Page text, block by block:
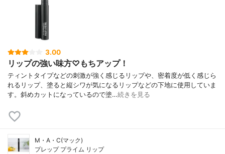
3.00
リップの強い味方♡もちアップ！
ティントタイプなどの刺激が強く感じるリップや、密着度が低く感じら
れるリップ、塗ると縦シワが気になるリップなどの下地に使用していま
す。斜めカットになっているので塗…続きを見る
M・A・C(マック)
プレップ プライム リップ